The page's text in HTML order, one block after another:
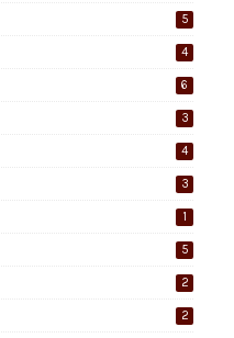
5
4
6
3
4
3
1
5
2
2